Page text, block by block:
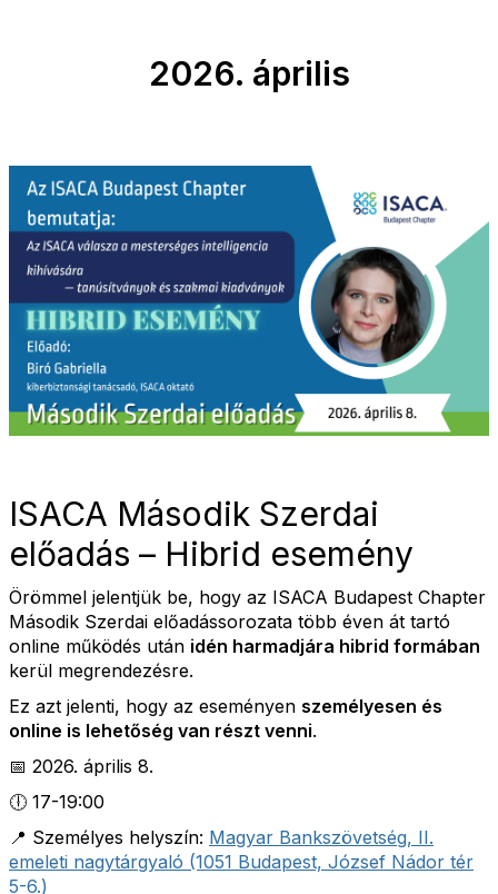
2026. április
ISACA Második Szerdai
előadás – Hibrid esemény
Örömmel jelentjük be, hogy az ISACA Budapest Chapter
Második Szerdai előadássorozata több éven át tartó
online működés után idén harmadjára hibrid formában
kerül megrendezésre.
Ez azt jelenti, hogy az eseményen személyesen és
online is lehetőség van részt venni.
📅 2026. április 8.
🕕 17-19:00
📍 Személyes helyszín: Magyar Bankszövetség, II.
emeleti nagytárgyaló (1051 Budapest, József Nádor tér
5-6.)